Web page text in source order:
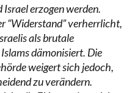
Israel erzogen werden.
“Widerstand” verherrlicht,
als brutale
Islams dämonisiert. Die
weigert sich jedoch,
zu verändern.